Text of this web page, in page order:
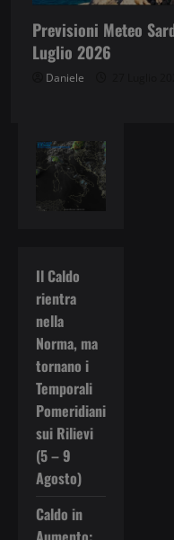
Previsioni Meteo
Luglio 2026
Daniele
Il Caldo
rientra
nella
Norma, ma
tornano i
Temporali
Pomeridiani
sui Rilievi
(5 – 9
Agosto)
Caldo in